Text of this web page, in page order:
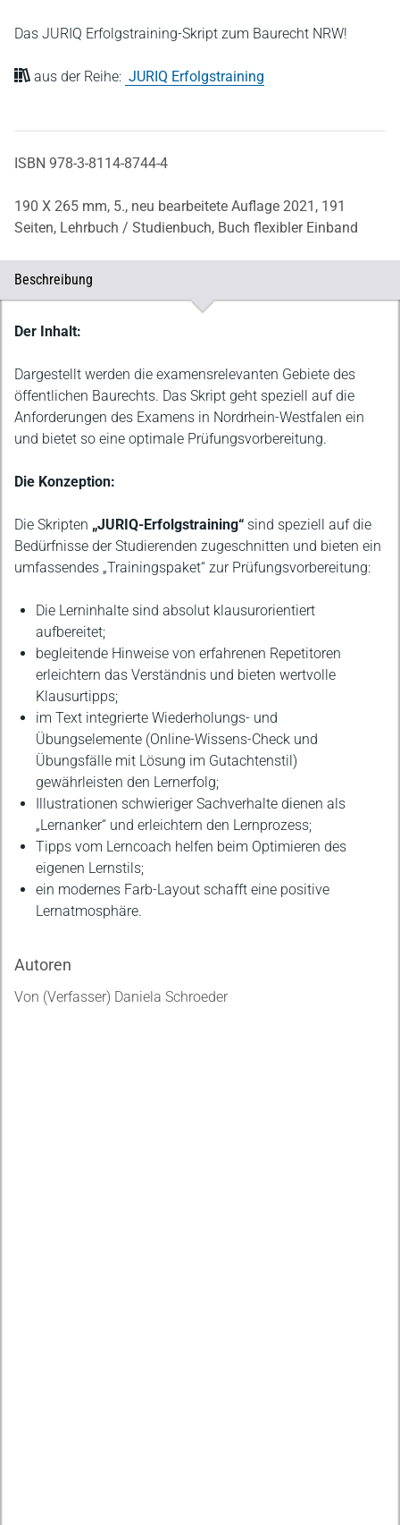
Das JURIQ Erfolgstraining-Skript zum Baurecht NRW!
aus der Reihe: JURIQ Erfolgstraining
ISBN 978-3-8114-8744-4
190 X 265 mm, 5., neu bearbeitete Auflage 2021, 191
Seiten, Lehrbuch / Studienbuch, Buch flexibler Einband
Beschreibung
Beschreibung
Der Inhalt:
Dargestellt werden die examensrelevanten Gebiete des
öffentlichen Baurechts. Das Skript geht speziell auf die
Anforderungen des Examens in Nordrhein-Westfalen ein
und bietet so eine optimale Prüfungsvorbereitung.
Die Konzeption:
Die Skripten „JURIQ-Erfolgstraining“ sind speziell auf die
Bedürfnisse der Studierenden zugeschnitten und bieten ein
umfassendes „Trainingspaket“ zur Prüfungsvorbereitung:
Die Lerninhalte sind absolut klausurorientiert
aufbereitet;
begleitende Hinweise von erfahrenen Repetitoren
erleichtern das Verständnis und bieten wertvolle
Klausurtipps;
im Text integrierte Wiederholungs- und
Übungselemente (Online-Wissens-Check und
Übungsfälle mit Lösung im Gutachtenstil)
gewährleisten den Lernerfolg;
Illustrationen schwieriger Sachverhalte dienen als
„Lernanker“ und erleichtern den Lernprozess;
Tipps vom Lerncoach helfen beim Optimieren des
eigenen Lernstils;
ein modernes Farb-Layout schafft eine positive
Lernatmosphäre.
Autoren
Von (Verfasser) Daniela Schroeder